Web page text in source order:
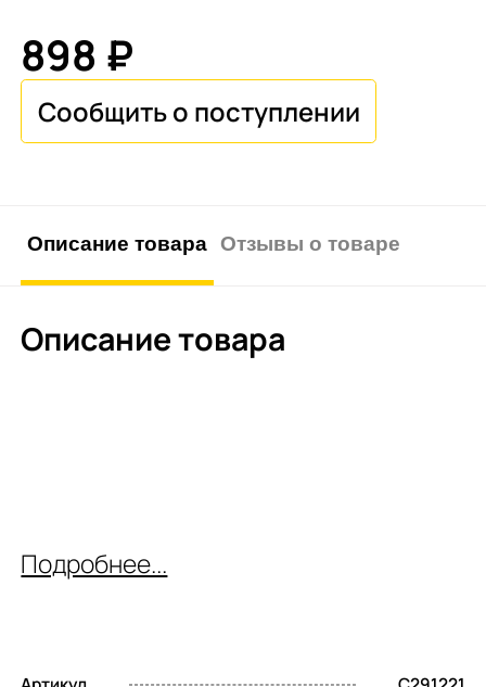
898 ₽
Описание товара Отзывы о товаре
Описание товара
Подробнее...